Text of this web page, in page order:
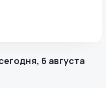
, 6 августа